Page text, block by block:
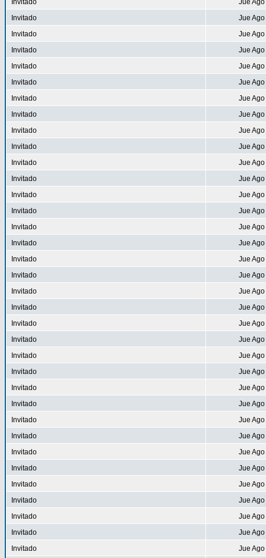
Invitado
Jue
Invitado
Jue
Invitado
Jue
Invitado
Jue
Invitado
Jue
Invitado
Jue
Invitado
Jue
Invitado
Jue
Invitado
Jue
Invitado
Jue
Invitado
Jue
Invitado
Jue
Invitado
Jue
Invitado
Jue
Invitado
Jue
Invitado
Jue
Invitado
Jue
Invitado
Jue
Invitado
Jue
Invitado
Jue
Invitado
Jue
Invitado
Jue
Invitado
Jue
Invitado
Jue
Invitado
Jue
Invitado
Jue
Invitado
Jue
Invitado
Jue
Invitado
Jue
Invitado
Jue
Invitado
Jue
Invitado
Jue
Invitado
Jue
Invitado
Jue
Invitado
Jue